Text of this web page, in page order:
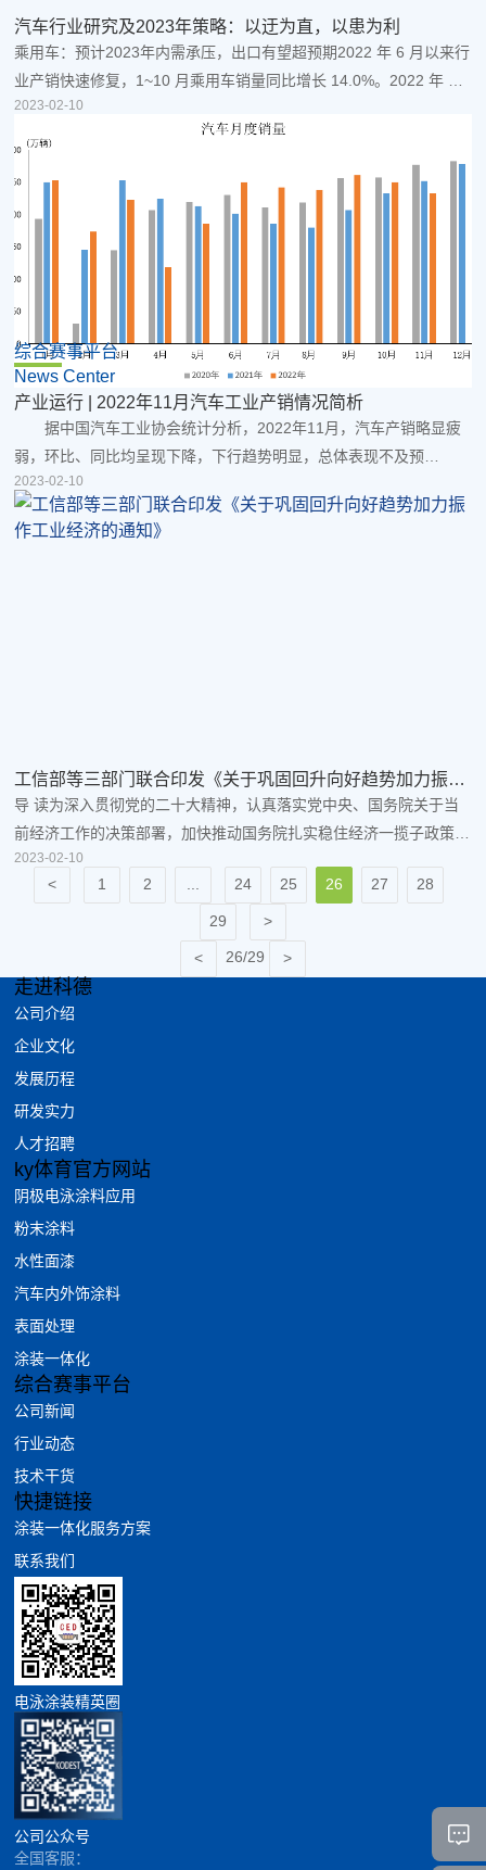
综合赛事平台
News Center
汽车行业研究及2023年策略：以迂为直，以患为利
乘用车：预计2023年内需承压，出口有望超预期2022 年 6 月以来行
业产销快速修复，1~10 月乘用车销量同比增长 14.0%。2022 年 1-
10 月，我国乘用车行业销量为 1921 万辆，同比+14.0%，其中 4 月
和 5 月受到局部地区疫情影响，是全年的产销低点。6 月以来，在
30 万元/2.0L 以下燃油车购置税减免 5% 的政策刺激下，乘用车行业
产销得以快速修复，6~9 月行业批发销量同比增长均在 30%以上。
10 月乘用车批发销量同比维持正增长（+10.7%...
2023-02-10
产业运行 | 2022年11月汽车工业产销情况简析
据中国汽车工业协会统计分析，2022年11月，汽车产销略显疲
弱，环比、同比均呈现下降，下行趋势明显，总体表现不及预
期。 2022年11月，汽车产销分别完成238.6万辆和232.8万辆，
环比分别下降8.2%和7.1%，同比均下降7.9%。 2022年1-11
月，汽车产销分别完成2462.8万辆和2430.2万辆，同比分别增长
2023-02-10
工信部等三部门联合印发《关于巩固回升向好趋势加力振作
工业经济的通知》
导 读为深入贯彻党的二十大精神，认真落实党中央、国务院关于当
前经济工作的决策部署，加快推动国务院扎实稳住经济一揽子政策和
接续政策落地见效，巩固工业经济回升向好趋势，更好发挥稳住经济
大盘“压舱石”作用，工业和信息化部、国家发展改革委、国务院国资
委今日联合印发《关于巩固回升向好趋势加力振作工业经济的通
知》，从多措并举夯实工业经济回稳基础、分业施策强化重点产业稳
定发展、分区施策促进各地区工业经济协同发展、...
2023-02-10
1 2 24 25 26 27 28
29
26/29
走进科德
公司介绍
企业文化
发展历程
研发实力
人才招聘
ky体育官方网站
阴极电泳涂料应用
粉末涂料
水性面漆
汽车内外饰涂料
表面处理
涂装一体化
综合赛事平台
公司新闻
行业动态
技术干货
快捷链接
涂装一体化服务方案
联系我们
电泳涂装精英圈
公司公众号
全国客服：